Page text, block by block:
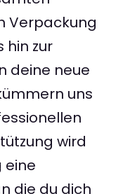
Verpackung
hin zur
deine neue
uns
wird
eine
die du dich